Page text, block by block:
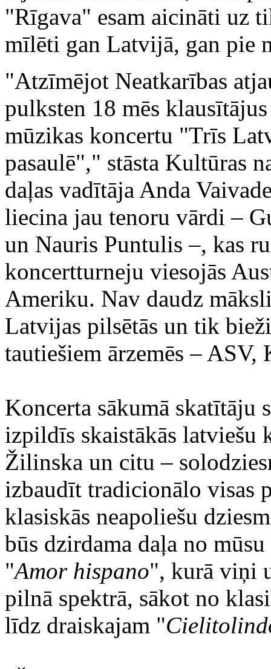
"Rīgava" esam aicināti uz
mīlēti gan Latvijā, gan pie
"Atzīmējot Neatkarības
pulksten 18 mēs
mūzikas koncertu "Trīs
pasaulē"," stāsta Kultūras
daļas vadītāja Anda
liecina jau tenoru vārdi –
un Nauris Puntulis –, kas
koncertturneju viesojās
Ameriku. Nav daudz
Latvijas pilsētās un tik
tautiešiem ārzemēs –
Koncerta sākumā skatītāju
izpildīs skaistākās latviešu
Žilinska un citu –
izbaudīt tradicionālo visas
klasiskās neapoliešu
būs dzirdama daļa no
"Amor hispano", kurā viņi
pilnā spektrā, sākot no
līdz draiskajam "